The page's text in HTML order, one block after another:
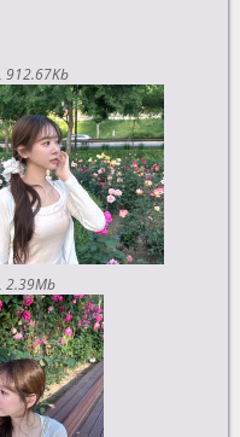
912.67Kb
2.39Mb